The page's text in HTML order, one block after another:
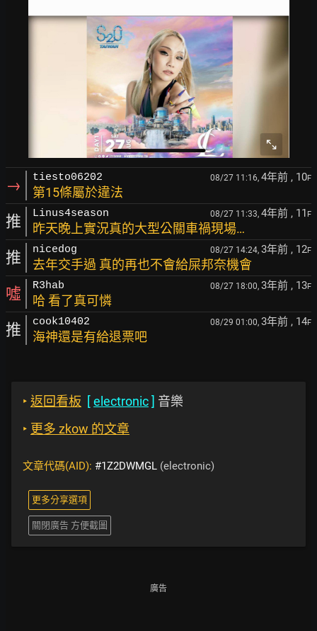
→ tiesto06202 08/27 11:16, 4年前 , 10F
第15條屬於違法
推 Linus4season 08/27 11:33, 4年前 , 11 F
昨天晚上實況真的大型公關車禍現場…
推 nicedog 08/27 14:24, 3年前 , 12F
去年交手過 真的再也不會給屎邦奈機會
噓 R3hab 08/27 18:00, 3年前 , 13F
哈 看了真可憐
推 cook10402 08/29 01:00, 3年前 , 14F
海神還是有給退票吧
‣ 返回看板 [electronic] 音樂
‣ 更多 zkow 的文章
文章代碼(AID): #1Z2DWMGL (electronic)
更多分享選項
關閉廣告 方便截圖
廣告